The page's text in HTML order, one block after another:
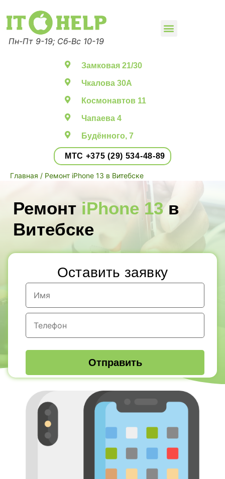
Пн-Пт 9-19; Сб-Вс 10-19
Замковая 21/30
Чкалова 30А
Космонавтов 11
Чапаева 4
Будённого, 7
МТС +375 (29) 534-48-89
Главная / Ремонт iPhone 13 в Витебске
Ремонт iPhone 13 в
Витебске
Оставить заявку